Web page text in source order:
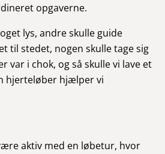
opgaverne.
lys, andre skulle guide
til stedet, nogen skulle tage sig
var i chok, og så skulle vi lave et
hjerteløber hjælper vi
aktiv med en løbetur, hvor